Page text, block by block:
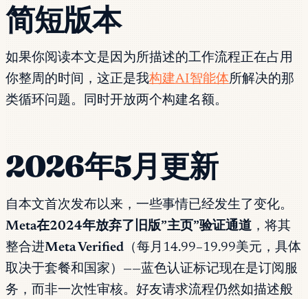
简短版本
如果你阅读本文是因为所描述的工作流程正在占用
你整周的时间，这正是我构建AI智能体所解决的那
类循环问题。同时开放两个构建名额。
2026年5月更新
自本文首次发布以来，一些事情已经发生了变化。
Meta在2024年放弃了旧版”主页”验证通道，将其
整合进Meta Verified （每月14.99–19.99美元，具体
取决于套餐和国家）——蓝色认证标记现在是订阅服
务，而非一次性审核。好友请求流程仍然如描述般